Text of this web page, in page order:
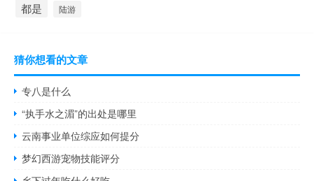
都是 陆游
猜你想看的文章
专八是什么
“执手水之湄”的出处是哪里
云南事业单位综应如何提分
梦幻西游宠物技能评分